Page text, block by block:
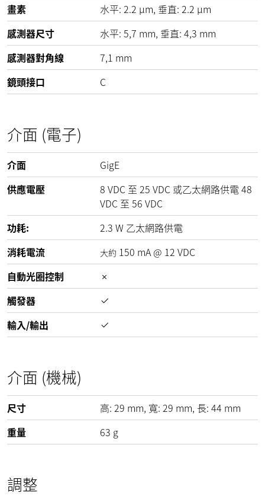
畫素
水平: 2.2 µm, 垂直: 2.2 µm
感測器尺寸
水平: 5,7 mm, 垂直: 4,3 mm
感測器對角線
7,1 mm
鏡頭接口
C
介面 (電子)
介面
GigE
供應電壓
8 VDC 至 25 VDC 或乙太網路供電48
VDC 至 56 VDC
功耗:
2.3 W 乙太網路供電
消耗電流
大約 150 mA@ 12 VDC
自動光圈控制
觸發器
輸入/輸出
介面 (機械)
尺寸 高: 29 mm, 寬: 29 mm, 長: 44 mm
重量
63 g
調整